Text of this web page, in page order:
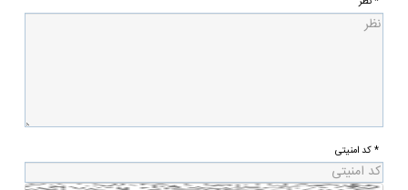
* کد امنیتی